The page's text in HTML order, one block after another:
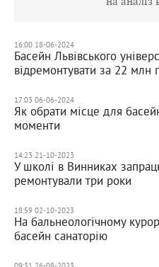
16:00 18-06-2024
Басейн Львівського
відремонтувати за 22 млн
17:03 06-06-2024
Як обрати місце для
моменти
14:23 21-10-2023
У школі в Винниках
ремонтували три роки
18:59 02-10-2023
На бальнеологічному
басейн санаторію